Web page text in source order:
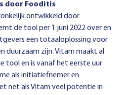
door Fooditis
ontwikkeld door
de tool per 1 juni 2022 over en
een totaaloplossing voor
duurzaam zijn. Vitam maakt al
tool en is vanaf het eerste uur
als initiatiefnemer en
net als Vitam veel potentie in